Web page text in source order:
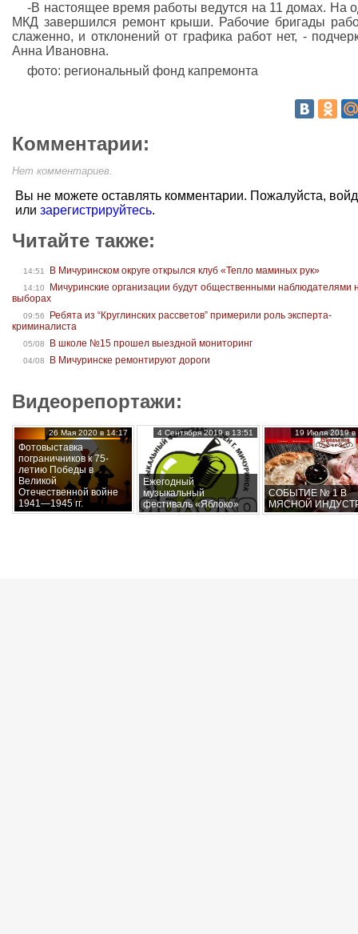
-В настоящее время работы ведутся на 11 домах. На
МКД завершился ремонт крыши. Рабочие бригады
слаженно, и отклонений от графика работ нет, -
Анна Ивановна.
фото: региональный фонд капремонта
Комментарии:
Нет комментариев.
Вы не можете оставлять комментарии. Пожалуйста,
или зарегистрируйтесь.
Читайте также:
14:51 В Мичуринском округе открылся клуб «Тепло маминых рук»
14:10
Мичуринские организации будут общественными наблюдателями
выборах
09:56
Ребята из “Круглинских рассветов” примерили роль эксперта-
криминалиста
05/08 В школе №15 прошел выездной мониторинг
04/08 В Мичуринске ремонтируют дороги
Видеорепортажи:
Фотовыставка
пограничников к 75-
летию Победы в
Великой
Отечественной войне
1941—1945 гг.
26 Мая 2020 в 14:17
Ежегодный
музыкальный
фестиваль «Яблоко»
4 Сентября 2019 в 13:51
СОБЫТИЕ № 1 В
МЯСНОЙ
19 Июля 2019 в